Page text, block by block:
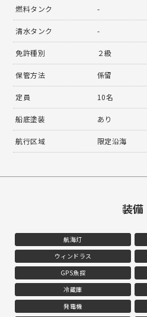
燃料タンク -
清水タンク -
免許種別 ２級
保管方法 係留
定員 10名
船底塗装 あり
航行区域 限定沿海
装備
航海灯
ウィンドラス
GPS魚探
冷蔵庫
発電機